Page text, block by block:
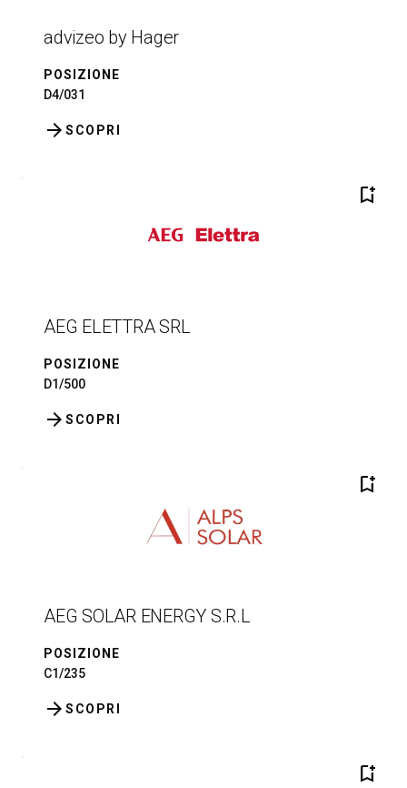
advizeo by Hager
POSIZIONE
D4/031
SCOPRI
arrow_forward
bookmark_add
AEG ELETTRA SRL
POSIZIONE
D1/500
SCOPRI
arrow_forward
bookmark_add
AEG SOLAR ENERGY S.R.L
POSIZIONE
C1/235
SCOPRI
arrow_forward
bookmark_add